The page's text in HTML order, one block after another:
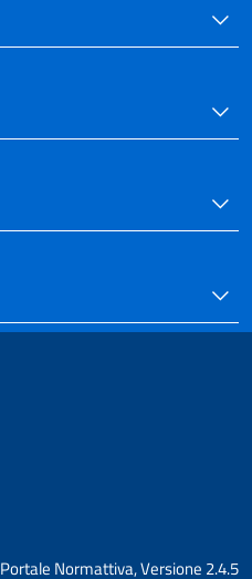
Portale Normattiva, Versione 2.4.5